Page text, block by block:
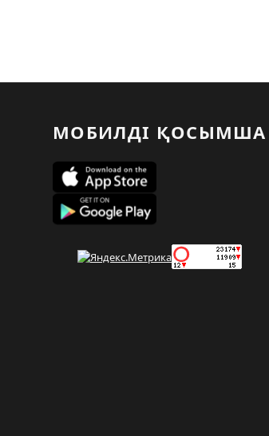
МОБИЛДІ ҚОСЫМША